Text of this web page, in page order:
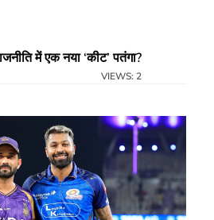
में एक नया ‘कीट’ पतंगा?
VIEWS: 2